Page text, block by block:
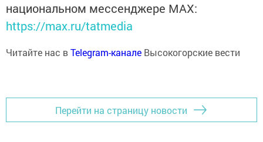
национальном мессенджере MАХ:
https://max.ru/tatmedia
Читайте нас вTelegram-канале Высокогорские вести
Перейти на страницу новости